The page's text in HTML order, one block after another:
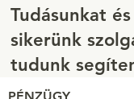
Tudásunkat
sikerünk
tudunk